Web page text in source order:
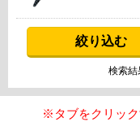
検索結
※タブをクリック